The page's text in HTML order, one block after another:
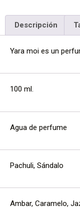
Descripción
Yara moi es un
100 ml.
Agua de perfume
Pachuli, Sándalo
Ambar, Caramelo,